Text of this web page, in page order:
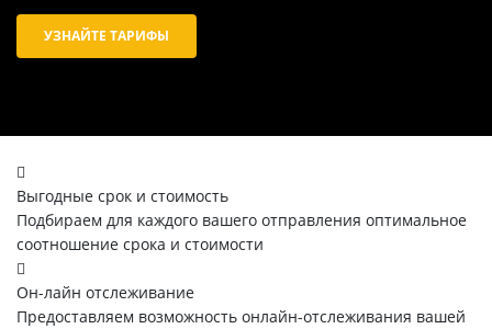
УЗНАЙТЕ ТАРИФЫ
Выгодные срок и стоимость
Подбираем для каждого вашего отправления оптимальное
соотношение срока и стоимости
Он-лайн отслеживание
Предоставляем возможность онлайн-отслеживания вашей